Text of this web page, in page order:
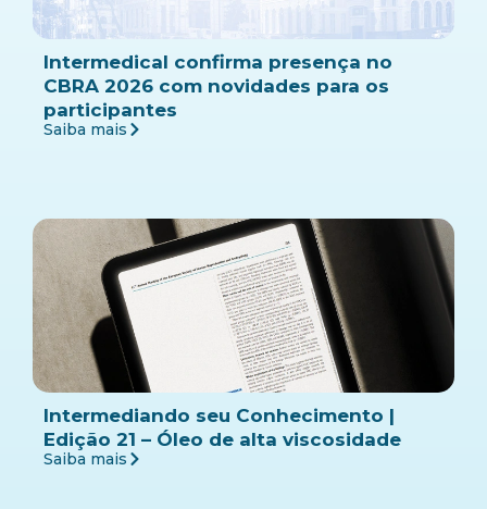
Intermedical confirma presença no
CBRA 2026 com novidades para os
participantes
Saiba mais
Intermediando seu Conhecimento |
Edição 21 – Óleo de alta viscosidade
Saiba mais